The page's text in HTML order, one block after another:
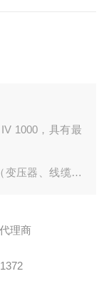
1000，具有最
变压器、线缆、
。
代理商
1372